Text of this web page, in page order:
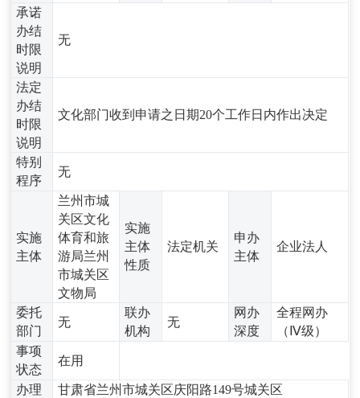
承诺
办结
时限
说明
无
法定
办结
时限
说明
文化部门收到申请之日期20个工作日内作出决定
特别
程序
无
实施
主体
兰州市城
关区文化
体育和旅
游局兰州
市城关区
文物局
实施
主体
性质
法定机关
申办
主体
企业法人
委托
部门
无
联办
机构
无
网办
深度
全程网办
（Ⅳ级）
事项
状态
在用
办理
甘肃省兰州市城关区庆阳路149号城关区